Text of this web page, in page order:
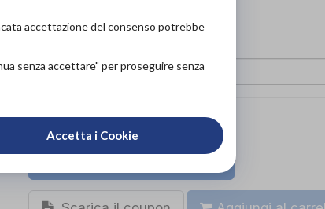
accettazione del consenso potrebbe
senza accettare" per proseguire senza
Accetta i Cookie